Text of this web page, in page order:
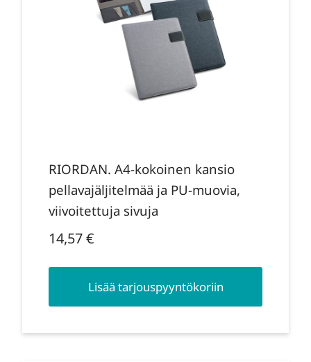
RIORDAN. A4-kokoinen kansio
pellavajäljitelmää ja PU-muovia,
viivoitettuja sivuja
14,57€
Lisää tarjouspyyntökoriin